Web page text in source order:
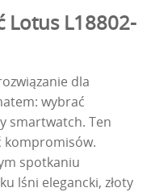
Lotus L18802-
dla
wybrać
smartwatch. Ten
kompromisów.
spotkaniu
lśni elegancki, złoty